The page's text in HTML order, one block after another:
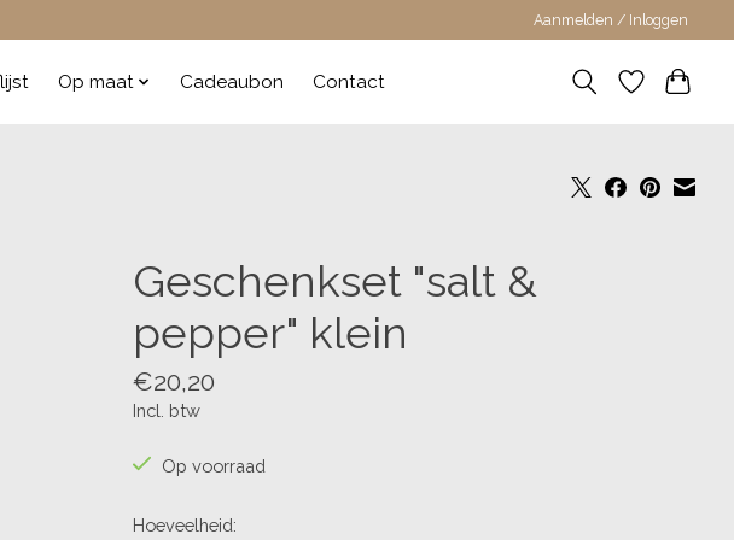
Aanmelden / Inloggen
Op maat Cadeaubon Contact
Geschenkset "salt &
pepper" klein
€20,20
Incl. btw
Op voorraad
Hoeveelheid: